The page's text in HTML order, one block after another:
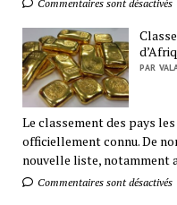
Commentaires sont désactivés
PAR
Le classement des pays
officiellement connu. De
nouvelle liste, notamment
Commentaires sont désactivés